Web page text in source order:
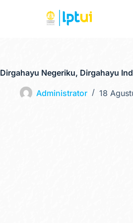
Dirgahayu Negeriku, Dirgahayu
Administrator 18